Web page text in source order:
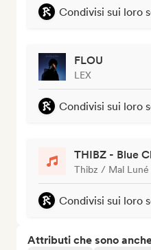
Condivisi sui loro
FLOU
LEX
Condivisi sui loro
THIBZ - Blue
Thibz / Mal Luné
Condivisi sui loro
Attributi che sono